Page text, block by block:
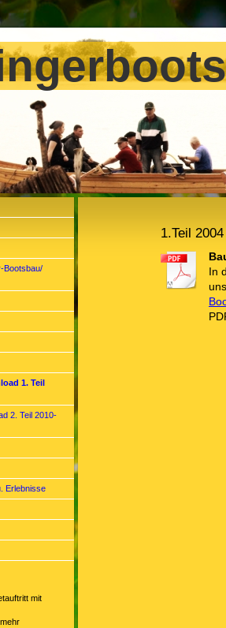
Bootsbau/
1. Teil
2. Teil 2010-
Erlebnisse
mit
1.Teil
In